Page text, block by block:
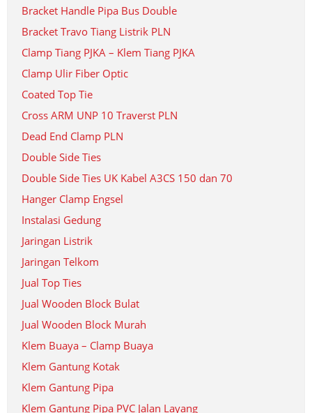
Bracket Handle Pipa Bus Double
Bracket Travo Tiang Listrik PLN
Clamp Tiang PJKA – Klem Tiang PJKA
Clamp Ulir Fiber Optic
Coated Top Tie
Cross ARM UNP 10 Traverst PLN
Dead End Clamp PLN
Double Side Ties
Double Side Ties UK Kabel A3CS 150 dan 70
Hanger Clamp Engsel
Instalasi Gedung
Jaringan Listrik
Jaringan Telkom
Jual Top Ties
Jual Wooden Block Bulat
Jual Wooden Block Murah
Klem Buaya – Clamp Buaya
Klem Gantung Kotak
Klem Gantung Pipa
Klem Gantung Pipa PVC Jalan Layang